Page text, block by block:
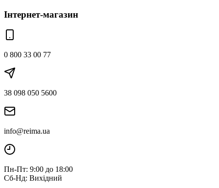
Інтернет-магазин
0 800 33 00 77
38 098 050 5600
info@reima.ua
Пн-Пт: 9:00 до 18:00
Сб-Нд: Вихідний